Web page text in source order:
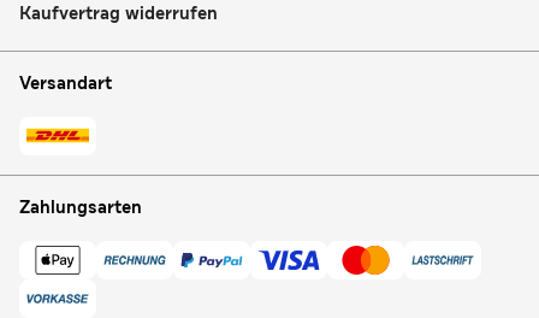
Kaufvertrag widerrufen
Versandart
Zahlungsarten